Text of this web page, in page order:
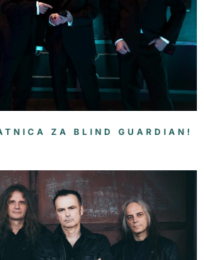
ZA BLIND GUARDIAN!